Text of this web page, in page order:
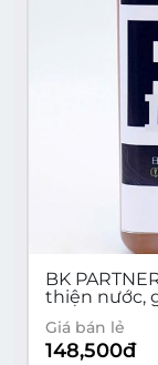
BK
thiện nước,
tận gốc(
Giá bán lẻ
148,500đ